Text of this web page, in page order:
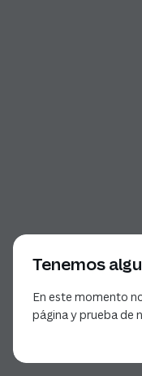
Tenemos
En este momento
página y prueba de